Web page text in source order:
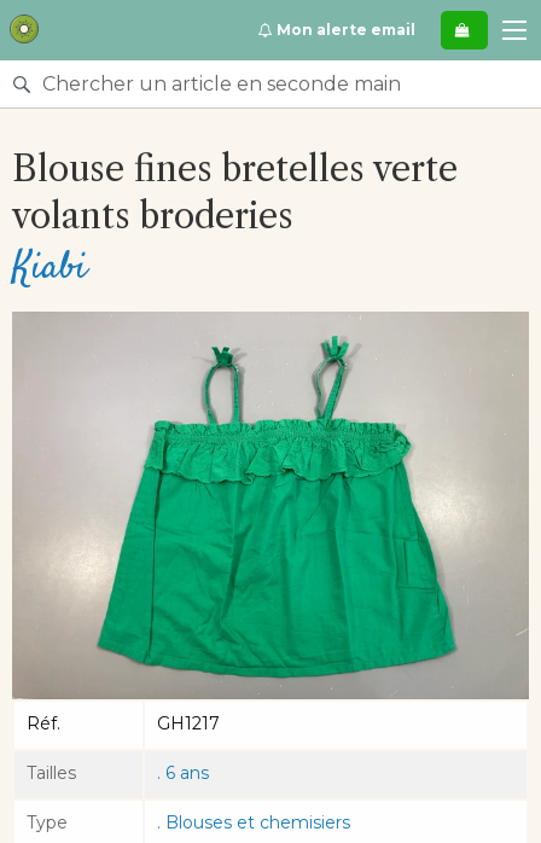
Se
rendre
directement
au
contenu
Mon alerte email
Rechercher
un
seconde
main
Blouse fines bretelles verte
volants broderies
Kiabi
Réf. GH1217
Tailles . 6 ans
Type . Blouses et chemisiers